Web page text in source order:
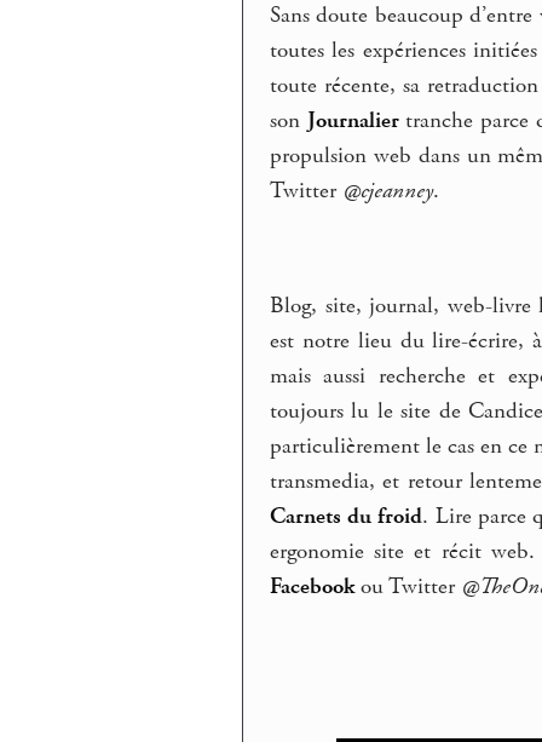
Sans doute beaucoup
toutes les expériences
toute récente, sa
son Journaliertranche parce
propulsion web dans un
Twitter @cjeanney.
Blog, site, journal, web-livre
est notre lieu du lire-écrire,
mais aussi recherche et
toujours lu le site de
particulièrement le cas en
transmedia, et retour
Carnets du froid. Lire parce
ergonomie site et récit
Facebookou Twitter